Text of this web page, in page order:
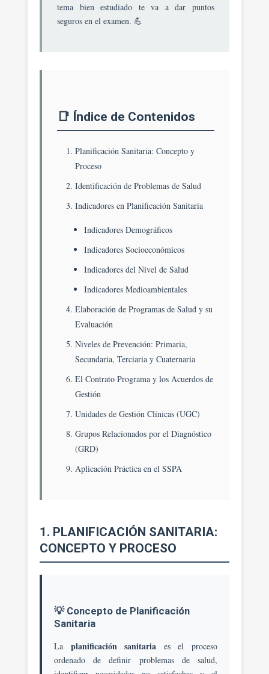
tema bien estudiado te va a dar puntos
seguros en el examen. 💪
📑 Índice de Contenidos
Planificación Sanitaria: Concepto y
Proceso
Identificación de Problemas de Salud
Indicadores en Planificación Sanitaria
Indicadores Demográficos
Indicadores Socioeconómicos
Indicadores del Nivel de Salud
Indicadores Medioambientales
Elaboración de Programas de Salud y su
Evaluación
Niveles de Prevención: Primaria,
Secundaria, Terciaria y Cuaternaria
El Contrato Programa y los Acuerdos de
Gestión
Unidades de Gestión Clínicas (UGC)
Grupos Relacionados por el Diagnóstico
(GRD)
Aplicación Práctica en el SSPA
1. PLANIFICACIÓN SANITARIA:
CONCEPTO Y PROCESO
💡 Concepto de Planificación
Sanitaria
La planificación sanitaria es el proceso
ordenado de definir problemas de salud,